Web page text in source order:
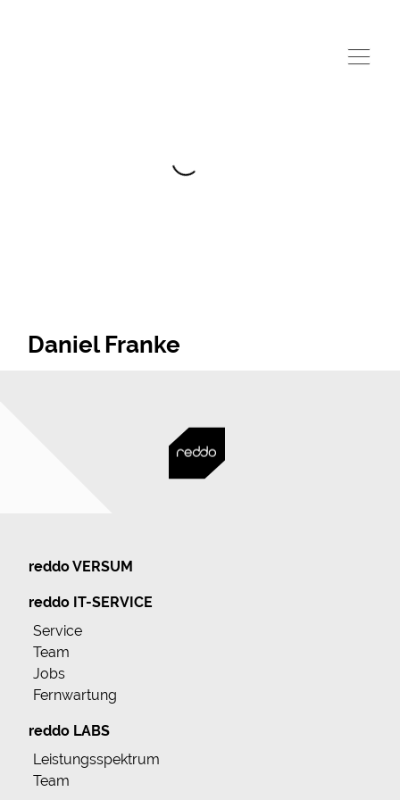
Daniel Franke
reddo VERSUM
reddo IT-SERVICE
Service
Team
Jobs
Fernwartung
reddo LABS
Leistungsspektrum
Team